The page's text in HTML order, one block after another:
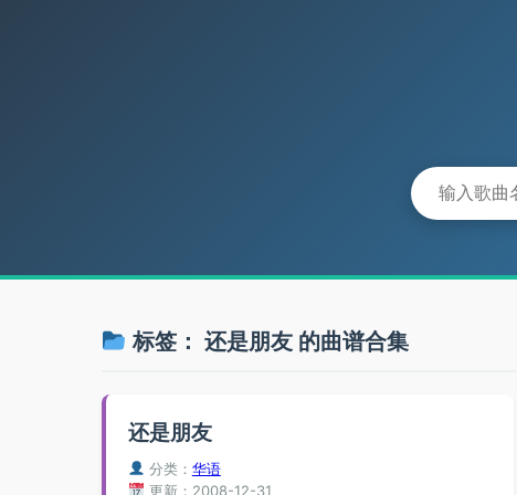
标签： 还是朋友的曲谱合集
还是朋友
分类： 华语
更新：2008-12-31